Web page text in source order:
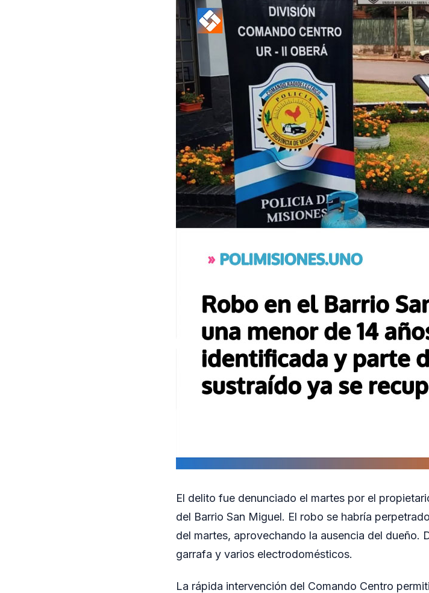
El delito fue denunciado el martes por el
del Barrio San Miguel. El robo se habría
del martes, aprovechando la ausencia del dueño.
garrafa y varios electrodomésticos.
La rápida intervención del Comando Centro